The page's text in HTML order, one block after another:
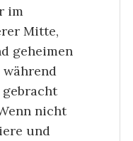
im
Mitte,
geheimen
während
nicht
und